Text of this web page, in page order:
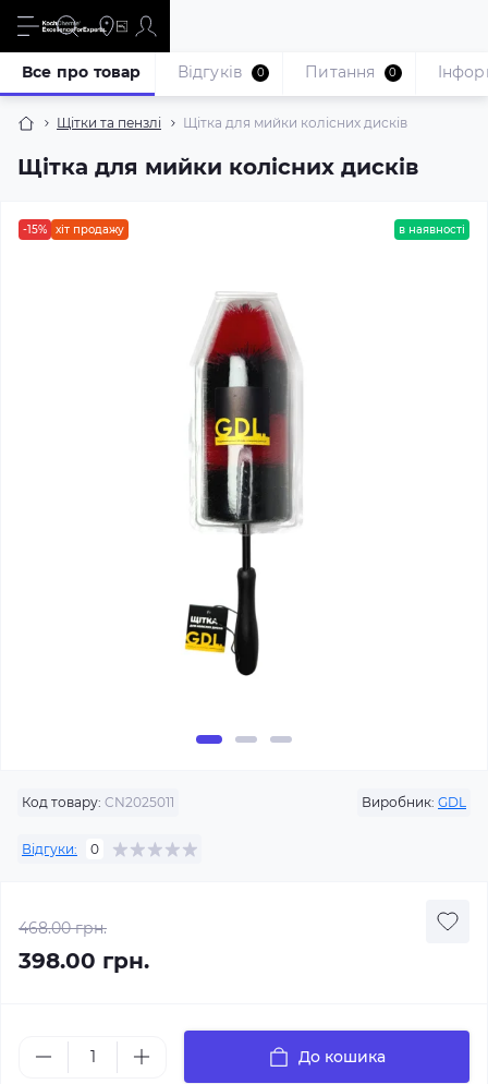
Щітки та пензлі Щітка для мийки колісних дисків
Щітка для мийки колісних дисків
Все про товар Відгуків 0 Питання 0
-15% хіт продажу в наявності
Код товару: CN2025011 Виробник: GDL
Відгуки: 0
468.00 грн.
398.00 грн.
До кошика